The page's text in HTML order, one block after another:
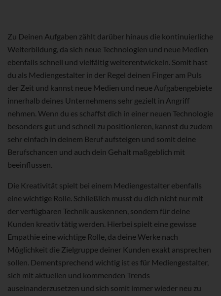
Zu Deinen Aufgaben zählt darüber hinaus die kontinuierliche
Weiterbildung, da sich neue Technologien und neue Medien
ebenfalls schnell und vielfältig weiterentwickeln. Somit hast
du als Mediengestalter in der Regel deinen Finger am Puls
der Zeit und kannst neue Medien und neue Aufgabengebiete
innerhalb deines Unternehmens sehr gezielt in Angriff
nehmen. Wenn du es schaffst dich in einer neuen Technologie
besonders gut und schnell zu positionieren, kannst du zudem
sehr einfach in deinem Beruf aufsteigen und somit deine
Berufschancen und auch dein Gehalt maßgeblich mit
beeinflussen.
Die Kreativität spielt bei einem Mediengestalter ebenfalls
eine wichtige Rolle. Schließlich musst du dich nicht nur mit
der verfügbaren Technik auskennen, sondern für deine
Kunden kreativ tätig werden. Hierbei spielt eine gewisse
Empathie eine wichtige Rolle, da deine Werke nach
Möglichkeit die Zielgruppe deiner Kunden exakt ansprechen
sollen. Dementsprechend wichtig ist es für Mediengestalter,
sich mit aktuellen und kommenden Trends
auseinanderzusetzen und sich somit immer wieder neu zu